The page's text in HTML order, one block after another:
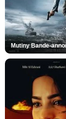
Mutiny Bande-